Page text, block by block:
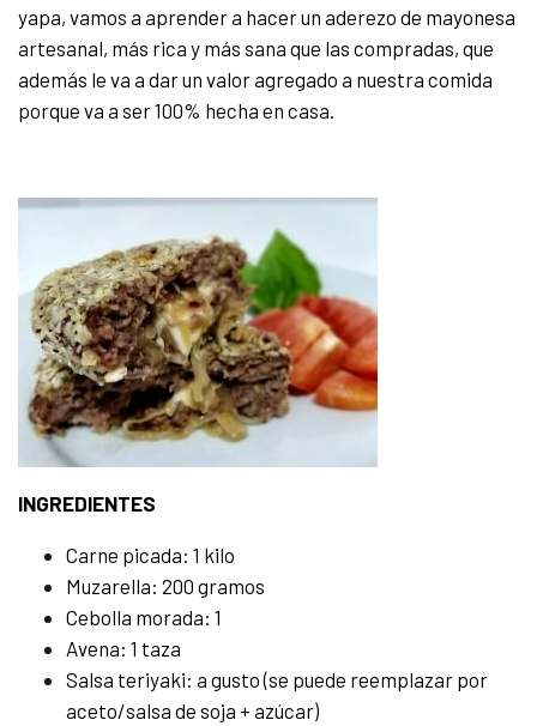
yapa, vamos a aprender a hacer un aderezo de mayonesa
artesanal, más rica y más sana que las compradas, que
además le va a dar un valor agregado a nuestra comida
porque va a ser 100% hecha en casa.
INGREDIENTES
Carne picada: 1 kilo
Muzarella: 200 gramos
Cebolla morada: 1
Avena: 1 taza
Salsa teriyaki: a gusto (se puede reemplazar por
aceto/salsa de soja + azúcar)